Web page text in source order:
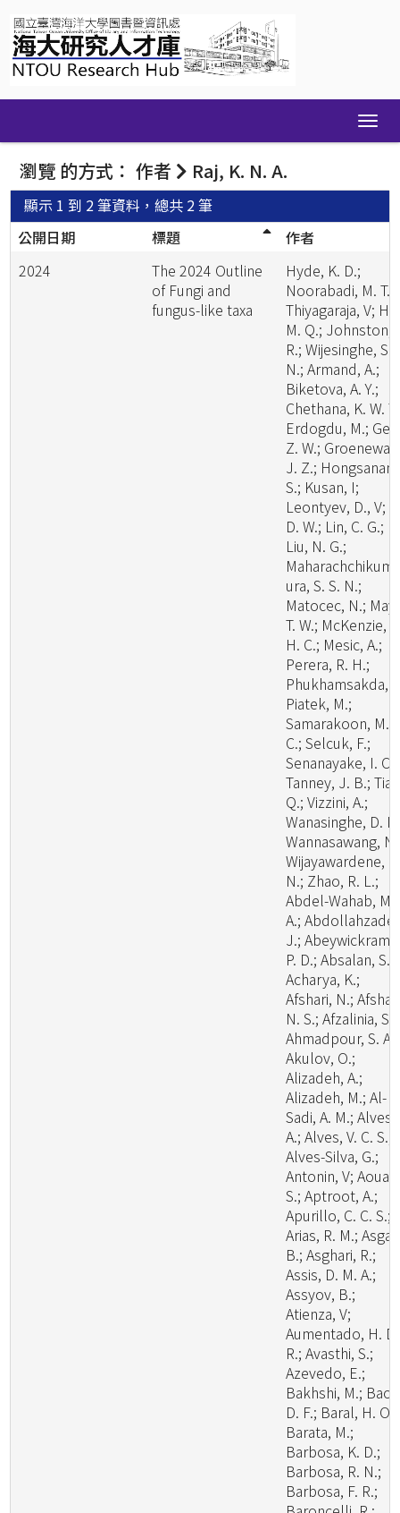
navigation
瀏覽 的方式： 作者 Raj, K. N. A.
顯示 1 到 2 筆資料，總共 2 筆
公開日期
標題
作者
2024
The 2024 Outline
of Fungi and
fungus-like taxa
Hyde, K. D.;
Noorabadi, M. T.;
Thiyagaraja, V;
M. Q.; Johnston,
R.; Wijesinghe, S.
N.; Armand, A.;
Biketova, A. Y.;
Chethana, K. W.
Erdogdu, M.; Ge,
Z. W.;
J. Z.; Hongsanan,
S.; Kusan, I;
Leontyev, D., V;
D. W.; Lin, C. G.;
Liu, N. G.;
ura, S. S. N.;
Matocec, N.; May,
T. W.; McKenzie,
H. C.; Mesic, A.;
Perera, R. H.;
Phukhamsakda,
Piatek, M.;
Samarakoon, M.
C.; Selcuk, F.;
Senanayake, I. C.;
Tanney, J. B.;
Q.; Vizzini, A.;
Wanasinghe, D.
Wannasawang,
Wijayawardene,
N.; Zhao, R. L.;
Abdel-Wahab, M.
A.;
J.;
P. D.; Absalan, S.;
Acharya, K.;
Afshari, N.;
N. S.; Afzalinia, S.;
Ahmadpour, S. A.;
Akulov, O.;
Alizadeh, A.;
Alizadeh, M.; Al-
Sadi, A. M.; Alves,
A.; Alves, V. C. S.;
Alves-Silva, G.;
Antonin, V; Aouali,
S.; Aptroot, A.;
Apurillo, C. C. S.;
Arias, R. M.;
B.; Asghari, R.;
Assis, D. M. A.;
Assyov, B.;
Atienza, V;
Aumentado, H. D.
R.; Avasthi, S.;
Azevedo, E.;
Bakhshi, M.; Bao,
D. F.; Baral, H. O.;
Barata, M.;
Barbosa, K. D.;
Barbosa, R. N.;
Barbosa, F. R.;